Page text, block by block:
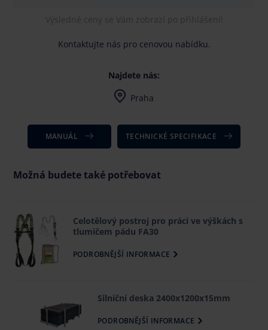
Výsledné ceny se Vám zobrazí po přihlášení!
Kontaktujte nás pro cenovou nabídku.
Najdete nás:
Praha
MANUÁL TECHNICKÉ SPECIFIKACE
Možná budete také potřebovat
Celotělový postroj pro práci ve výškách s
tlumičem pádu FA30
PODROBNĚJŠÍ INFORMACE
Silniční deska 2400x1200x15mm
PODROBNĚJŠÍ INFORMACE